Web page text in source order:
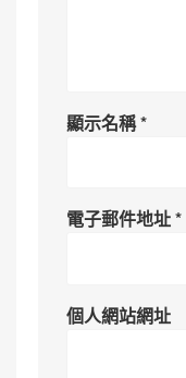
顯示名稱*
電子郵件地址*
個人網站網址